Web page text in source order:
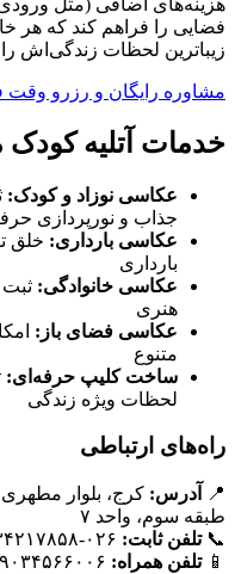
هزینه‌های اضافی (مثل
فضایی را فراهم کند که هر
زیباترین لحظات زندگی‌اش
مشاوره رایگان و رزرو وقت
خدمات آتلیه کودک
عکاسی نوزاد و کودک:
جذاب و نورپردازی
عکاسی بارداری: خلق
بارداری
عکاسی خانوادگی:
هنری
عکاسی فضای باز:
متنوع
ساخت کلیپ حرفه‌ای:
لحظات ویژه زندگی
راه‌های ارتباطی
📍 آدرس:
طبقه سوم، واحد ۷
📞تلفن ثابت:
📱تلفن همراه: